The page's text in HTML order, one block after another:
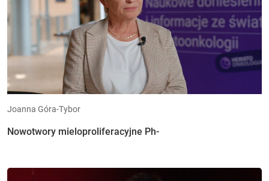
Joanna Góra-Tybor
Nowotwory mieloproliferacyjne Ph-